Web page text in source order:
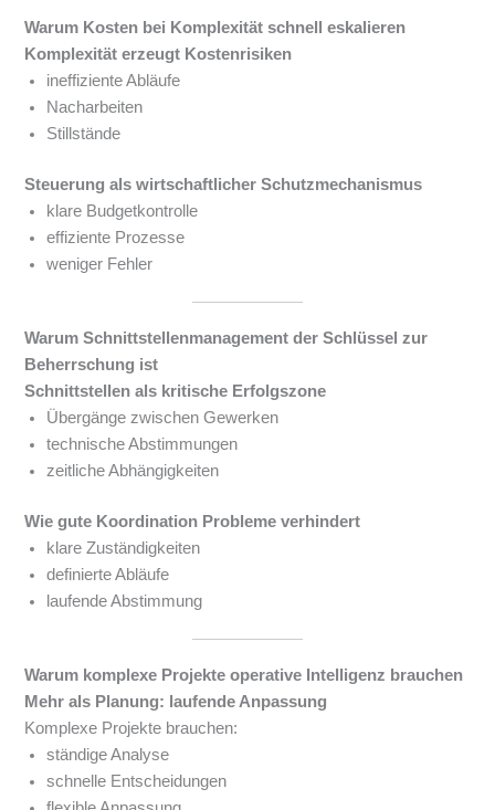
Warum Kosten bei Komplexität schnell eskalieren
Komplexität erzeugt Kostenrisiken
ineffiziente Abläufe
Nacharbeiten
Stillstände
Steuerung als wirtschaftlicher Schutzmechanismus
klare Budgetkontrolle
effiziente Prozesse
weniger Fehler
Warum Schnittstellenmanagement der Schlüssel zur
Beherrschung ist
Schnittstellen als kritische Erfolgszone
Übergänge zwischen Gewerken
technische Abstimmungen
zeitliche Abhängigkeiten
Wie gute Koordination Probleme verhindert
klare Zuständigkeiten
definierte Abläufe
laufende Abstimmung
Warum komplexe Projekte operative Intelligenz brauchen
Mehr als Planung: laufende Anpassung
Komplexe Projekte brauchen:
ständige Analyse
schnelle Entscheidungen